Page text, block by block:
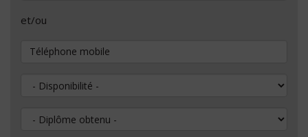
et/ou
Téléphone mobile
Disponibilité
Diplôme obtenu